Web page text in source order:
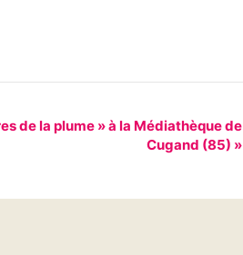
de la plume » à la Médiathèque de
Cugand (85) »